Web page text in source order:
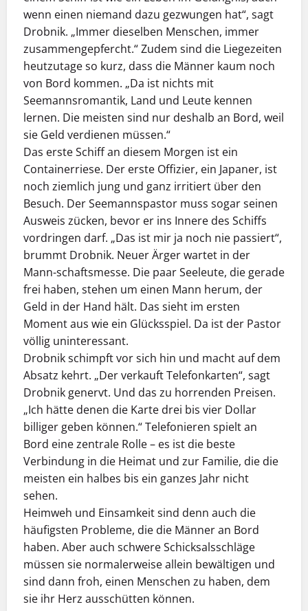
wenn einen niemand dazu gezwungen hat“, sagt
Drobnik. „Immer dieselben Menschen, immer
zusammengepfercht.“ Zudem sind die Liegezeiten
heutzutage so kurz, dass die Männer kaum noch
von Bord kommen. „Da ist nichts mit
Seemannsromantik, Land und Leute kennen
lernen. Die meisten sind nur deshalb an Bord, weil
sie Geld verdienen müssen.“
Das erste Schiff an diesem Morgen ist ein
Containerriese. Der erste Offizier, ein Japaner, ist
noch ziemlich jung und ganz irritiert über den
Besuch. Der Seemannspastor muss sogar seinen
Ausweis zücken, bevor er ins Innere des Schiffs
vordringen darf. „Das ist mir ja noch nie passiert“,
brummt Drobnik. Neuer Ärger wartet in der
Mann-schaftsmesse. Die paar Seeleute, die gerade
frei haben, stehen um einen Mann herum, der
Geld in der Hand hält. Das sieht im ersten
Moment aus wie ein Glücksspiel. Da ist der Pastor
völlig uninteressant.
Drobnik schimpft vor sich hin und macht auf dem
Absatz kehrt. „Der verkauft Telefonkarten“, sagt
Drobnik genervt. Und das zu horrenden Preisen.
„Ich hätte denen die Karte drei bis vier Dollar
billiger geben können.“ Telefonieren spielt an
Bord eine zentrale Rolle – es ist die beste
Verbindung in die Heimat und zur Familie, die die
meisten ein halbes bis ein ganzes Jahr nicht
sehen.
Heimweh und Einsamkeit sind denn auch die
häufigsten Probleme, die die Männer an Bord
haben. Aber auch schwere Schicksalsschläge
müssen sie normalerweise allein bewältigen und
sind dann froh, einen Menschen zu haben, dem
sie ihr Herz ausschütten können.